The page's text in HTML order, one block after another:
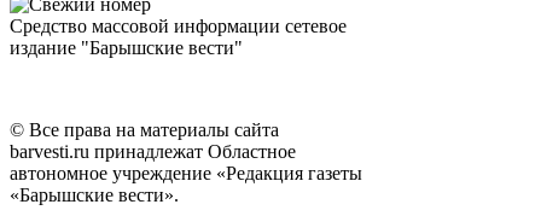
Средство массовой информации сетевое
издание "Барышские вести"
© Все права на материалы сайта
barvesti.ru принадлежат Областное
автономное учреждение «Редакция газеты
«Барышские вести».